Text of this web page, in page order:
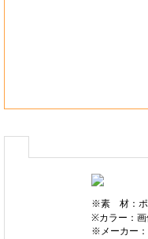
※素 材：ポ
※カラー：画
※メーカー